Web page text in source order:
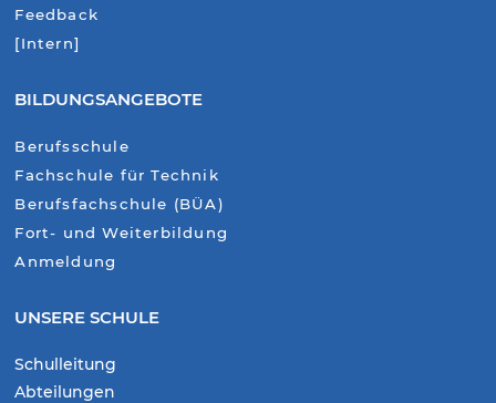
Feedback
[Intern]
BILDUNGSANGEBOTE
Berufsschule
Fachschule für Technik
Berufsfachschule (BÜA)
Fort- und Weiterbildung
Anmeldung
UNSERE SCHULE
Schulleitung
Abteilungen